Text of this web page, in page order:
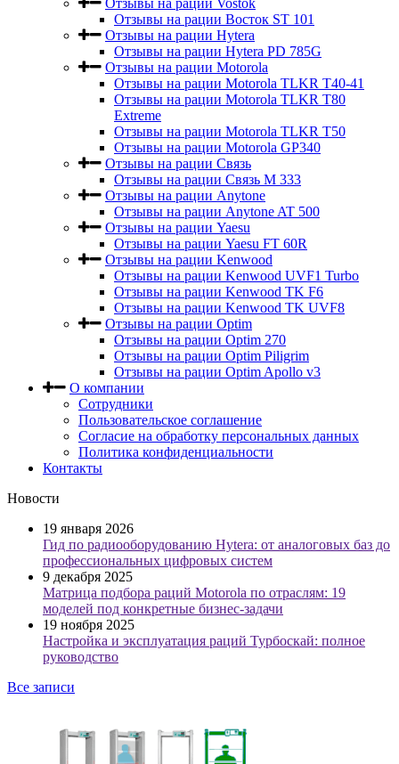
Отзывы на рации Vostok
Отзывы на рации Восток ST 101
Отзывы на рации Hytera
Отзывы на рации Hytera PD 785G
Отзывы на рации Motorola
Отзывы на рации Motorola TLKR T40-41
Отзывы на рации Motorola TLKR T80
Extreme
Отзывы на рации Motorola TLKR T50
Отзывы на рации Motorola GP340
Отзывы на рации Связь
Отзывы на рации Связь М 333
Отзывы на рации Anytone
Отзывы на рации Anytone AT 500
Отзывы на рации Yaesu
Отзывы на рации Yaesu FT 60R
Отзывы на рации Kenwood
Отзывы на рации Kenwood UVF1 Turbo
Отзывы на рации Kenwood TK F6
Отзывы на рации Kenwood TK UVF8
Отзывы на рации Optim
Отзывы на рации Optim 270
Отзывы на рации Optim Piligrim
Отзывы на рации Optim Apollo v3
О компании
Сотрудники
Пользовательское соглашение
Согласие на обработку персональных данных
Политика конфиденциальности
Контакты
Новости
19 января 2026
Гид по радиооборудованию Hytera: от аналоговых баз до
профессиональных цифровых систем
9 декабря 2025
Матрица подбора раций Motorola по отраслям: 19
моделей под конкретные бизнес-задачи
19 ноября 2025
Настройка и эксплуатация раций Турбоскай: полное
руководство
Все записи